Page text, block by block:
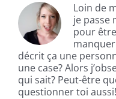
Loin de
je passe
pour
décrit ça une
une case? Alors
qui sait? Peut-être
questionner toi aussi!